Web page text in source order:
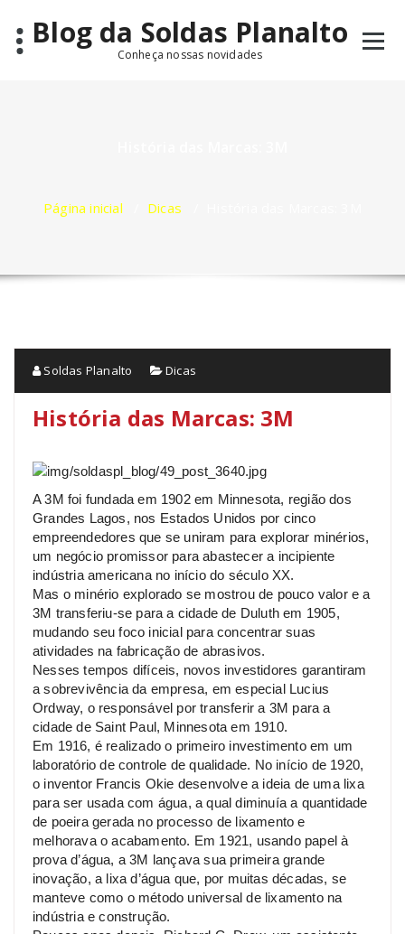
para Blog da Soldas Planalto
Conheça nossas novidades
Página inicial Dicas
Soldas Planalto Dicas
História das Marcas: 3M
A 3M foi fundada em 1902 em Minnesota, região dos
Grandes Lagos, nos Estados Unidos por cinco
empreendedores que se uniram para explorar minérios,
um negócio promissor para abastecer a incipiente
indústria americana no início do século XX.
Mas o minério explorado se mostrou de pouco valor e a
3M transferiu-se para a cidade de Duluth em 1905,
mudando seu foco inicial para concentrar suas
atividades na fabricação de abrasivos.
Nesses tempos difíceis, novos investidores garantiram
a sobrevivência da empresa, em especial Lucius
Ordway, o responsável por transferir a 3M para a
cidade de Saint Paul, Minnesota em 1910.
Em 1916, é realizado o primeiro investimento em um
laboratório de controle de qualidade. No início de 1920,
o inventor Francis Okie desenvolve a ideia de uma lixa
para ser usada com água, a qual diminuía a quantidade
de poeira gerada no processo de lixamento e
melhorava o acabamento. Em 1921, usando papel à
prova d’água, a 3M lançava sua primeira grande
inovação, a lixa d’água que, por muitas décadas, se
manteve como o método universal de lixamento na
indústria e construção.